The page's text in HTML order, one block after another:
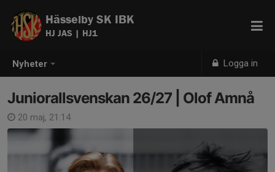
Nyheter Logga in
Hässelby SK IBK
HJ JAS | HJ1
Juniorallsvenskan 26/27 | Olof Amnå
20 maj, 21:14